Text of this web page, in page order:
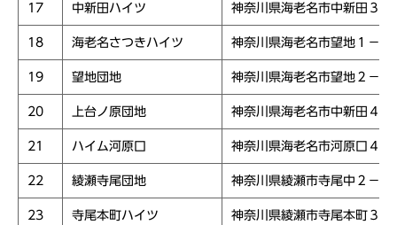
17 中新田ハイツ 神奈川県海老名市中新田３－
18 海老名さつきハイツ 神奈川県海老名市望地１－５
19 望地団地 神奈川県海老名市望地２－１
20 上台ノ原団地 神奈川県海老名市中新田４－
21 ハイム河原口 神奈川県海老名市河原口４－
22 綾瀬寺尾団地 神奈川県綾瀬市寺尾中２－１
23 寺尾本町ハイツ 神奈川県綾瀬市寺尾本町３－